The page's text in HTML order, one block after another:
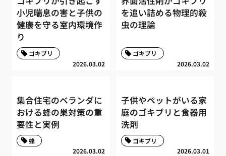
小児喘息の害と子供の
健康を守る室内環境作
り
2026.03.02
ゴキブリ
を追い詰める物理的殺
虫の理論
2026.03.02
ゴキブリ
集合住宅のベランダに
おける蜂の巣対策の重
要性と実例
2026.03.02
蜂
子供やペットがいる家
庭のゴキブリと食器用
洗剤
2026.03.01
ゴキブリ